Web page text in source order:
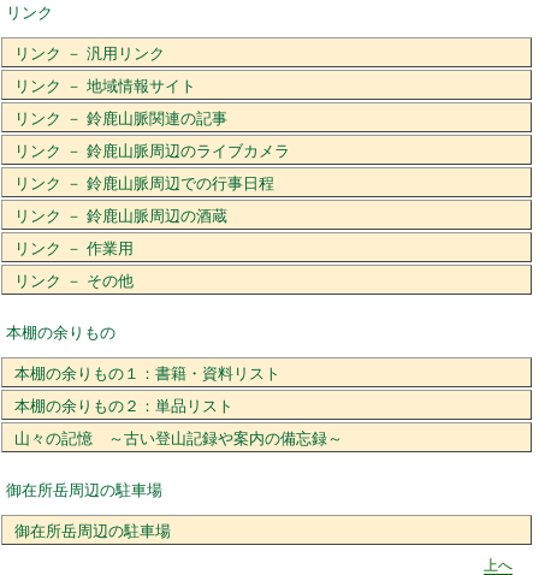
リンク
リンク － 汎用リンク
リンク － 地域情報サイト
リンク － 鈴鹿山脈関連の記事
リンク － 鈴鹿山脈周辺のライブカメラ
リンク － 鈴鹿山脈周辺での行事日程
リンク － 鈴鹿山脈周辺の酒蔵
リンク － 作業用
リンク － その他
本棚の余りもの
本棚の余りもの１：書籍・資料リスト
本棚の余りもの２：単品リスト
山々の記憶 ～古い登山記録や案内の備忘録～
御在所岳周辺の駐車場
御在所岳周辺の駐車場
上へ